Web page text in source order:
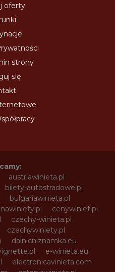
oferty
strony
się
austriawinieta.pl
bilety-autostradowe.pl
bulgariawinieta.pl
cenywiniet.pl
czechy-winieta.pl
czechywiniety.pl
dalnicniznamka.eu
e-winieta.eu
electronicavinieta.com